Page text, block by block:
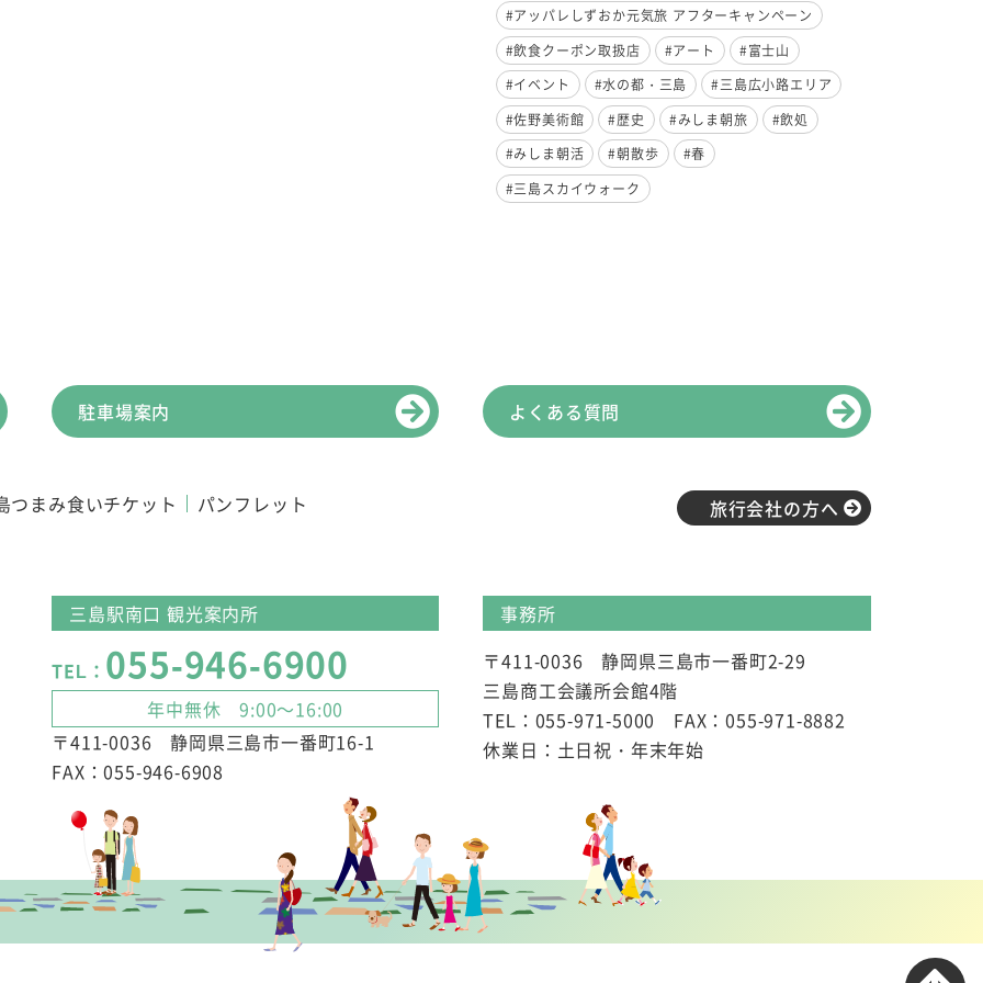
#アッパレしずおか元気旅 アフターキャンペーン
#飲食クーポン取扱店
#アート
#富士山
#イベント
#水の都・三島
#三島広小路エリア
#佐野美術館
#歴史 #みしま朝旅
#飲処
#みしま朝活
#朝散歩
#春
#三島スカイウォーク
駐車場案内 よくある質問
つまみ食いチケット パンフレット 旅行会社の方へ
三島駅南口 観光案内所
TEL： 055-946-6900
年中無休 9:00～16:00
〒411-0036 静岡県三島市一番町16-1
FAX：055-946-6908
事務所
〒411-0036 静岡県三島市一番町2-29
三島商工会議所会館4階
TEL：055-971-5000 FAX：055-971-8882
休業日：土日祝・年末年始